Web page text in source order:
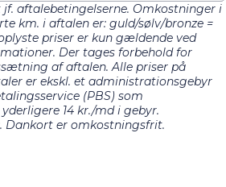
jf. aftalebetingelserne. Omkostninger i
km. i aftalen er: guld/sølv/bronze =
priser er kun gældende ved
Der tages forbehold for
af aftalen. Alle priser på
er ekskl. et administrationsgebyr
(PBS) som
14 kr./md i gebyr.
Dankort er omkostningsfrit.